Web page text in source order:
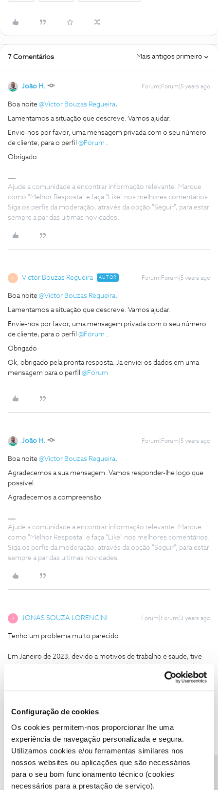
Configuração de cookies
Os cookies permitem-nos proporcionar lhe uma
experiência de navegação personalizada e segura.
Utilizamos cookies e/ou ferramentas similares nos
nossos websites ou aplicações que são necessários
para o seu bom funcionamento técnico (cookies
necessários para a prestação de serviço).
7 Comentários Mais antigos primeiro
João H. Forum|Forum|5 years ago
Boa noite @Victor Bouzas Regueira,
Lamentamos a situação que descreve. Vamos ajudar.
Envie-nos por favor, uma mensagem privada com o seu número
de cliente, para o perfil @Fórum .
Obrigado
Ajude a comunidade a encontrar informação relevante. Marque
como "Melhor Resposta" e faça "Like" nos melhores comentários.
Siga os perfis da moderação, através da opção "Seguir", para estar
sempre a par das ultimas novidades.
V Victor Bouzas Regueira AUTOR Forum|Forum|5 years ago
Boa noite @Victor Bouzas Regueira,
Lamentamos a situação que descreve. Vamos ajudar.
Envie-nos por favor, uma mensagem privada com o seu número
de cliente, para o perfil @Fórum .
Obrigado
Ok, obrigado pela pronta resposta. Ja enviei os dados em uma
mensagem para o perfil @Fórum
João H. Forum|Forum|5 years ago
Boa noite @Victor Bouzas Regueira,
Agradecemos a sua mensagem. Vamos responder-lhe logo que
possível.
Agradecemos a compreensão
Ajude a comunidade a encontrar informação relevante. Marque
como "Melhor Resposta" e faça "Like" nos melhores comentários.
Siga os perfis da moderação, através da opção "Seguir", para estar
sempre a par das ultimas novidades.
JONAS SOUZA LORENCINI Forum|Forum|3 years ago
Tenho um problema muito parecido
Em Janeiro de 2023, devido a motivos de trabalho e saude, tive
residencia em Portugal). Devido a este fato, resolvi fazer o
Assim como da pessoa acima, Todo o processo de cancelamento
buscavam me impedir de cancelar, me ameaçando com multas e
me oferecendo alternativas absurdas! Não buscavam me
satisfazer, somente me impedir de realizar o cancelamento.
Decidi cancelar mesmo assim, pois não me ofereceram nenhuma
opção satisfatória e estou no meu direito, já que cancelei o
contrato por mudar ao exterior, onde a NOS não oferece os